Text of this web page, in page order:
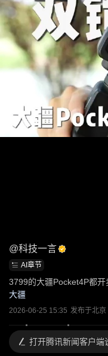
@科技一言
AI章节
3799的大疆Pocket4P都开
大疆
2026-06-25 15:35 发布于北京
打开腾讯新闻客户端